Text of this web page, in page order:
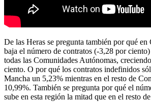
De las Heras se pregunta también por qué
baja el número de contratos (-3,28 por ciento)
todas las Comunidades Autónomas,
ciento. O por qué los contratos indefinidos
Mancha un 5,23% mientras en el resto de
10,99%. También se pregunta por qué el
sube en esta región la mitad que en el resto